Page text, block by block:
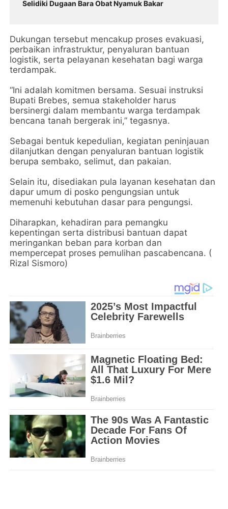
Selidiki Dugaan Bara Obat Nyamuk Bakar
Dukungan tersebut mencakup proses evakuasi,
perbaikan infrastruktur, penyaluran bantuan
logistik, serta pelayanan kesehatan bagi warga
terdampak.
“Ini adalah komitmen bersama. Sesuai instruksi
Bupati Brebes, semua stakeholder harus
bersinergi dalam membantu warga terdampak
bencana tanah bergerak ini,” tegasnya.
Sebagai bentuk kepedulian, kegiatan peninjauan
dilanjutkan dengan penyaluran bantuan logistik
berupa sembako, selimut, dan pakaian.
Selain itu, disediakan pula layanan kesehatan dan
dapur umum di posko pengungsian untuk
memenuhi kebutuhan dasar para pengungsi.
Diharapkan, kehadiran para pemangku
kepentingan serta distribusi bantuan dapat
meringankan beban para korban dan
mempercepat proses pemulihan pascabencana. (
Rizal Sismoro)